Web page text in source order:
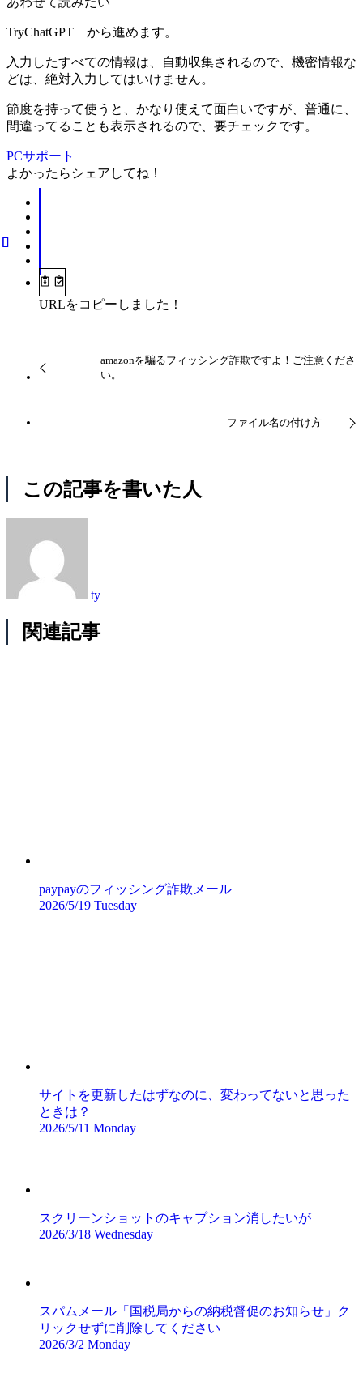
TryChatGPT から進めます。
入力したすべての情報は、自動収集されるので、機密情報な
どは、絶対入力してはいけません。
節度を持って使うと、かなり使えて面白いですが、普通に、
間違ってることも表示されるので、要チェックです。
PCサポート
よかったらシェアしてね！
URLをコピーしました！
amazonを騙るフィッシング詐欺ですよ！ご注意くださ
い。
ファイル名の付け方
この記事を書いた人
ty
関連記事
paypayのフィッシング詐欺メール
2026/5/19 Tuesday
サイトを更新したはずなのに、変わってないと思った
ときは？
2026/5/11 Monday
スクリーンショットのキャプション消したいが
2026/3/18 Wednesday
スパムメール「国税局からの納税督促のお知らせ」ク
リックせずに削除してください
2026/3/2 Monday